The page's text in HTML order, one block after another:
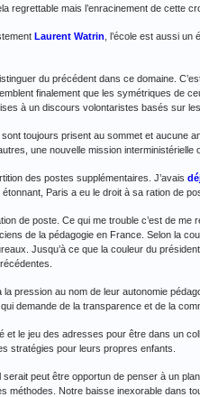
regrettable mais l’enracinement de cette
Laurent Watrin , l’école est aussi
du précédent dans ce domaine.
finalement que les symétriques de
à un discours volontaristes basés sur
toujours prisent au sommet et aucune
une nouvelle mission
des postes supplémentaires. J’avais
Paris a eu le droit à sa ration de
de poste. Ce qui me trouble c’est de
de la pédagogie en France. Selon la
Jusqu’à ce que la couleur du
pression au nom de leur autonomie
demande de la transparence et de la
et le jeu des adresses pour être dans un
stratégies pour leurs propres enfants.
serait peut être opportun de penser à un
méthodes. Notre baisse inexorable dans